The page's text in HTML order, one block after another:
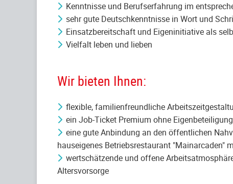
Kenntnisse und Berufserfahrung im
sehr gute Deutschkenntnisse in Wort und
Einsatzbereitschaft und Eigeninitiative als
Vielfalt leben und lieben
Wir bieten Ihnen:
flexible, familienfreundliche
ein Job-Ticket Premium ohne
eine gute Anbindung an den öffentlichen
hauseigenes Betriebsrestaurant "Mainarcaden"
wertschätzende und offene
Altersvorsorge